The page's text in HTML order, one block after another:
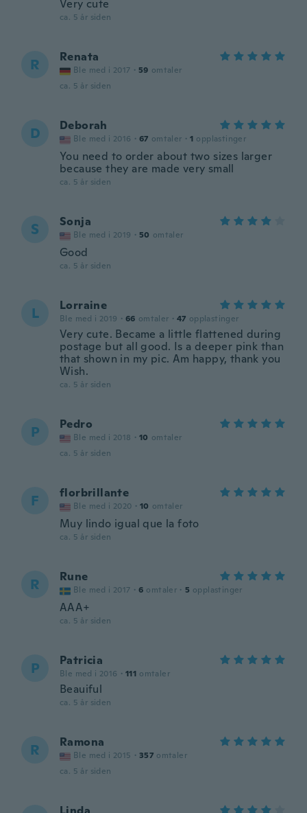
Very cute
ca. 5 år siden
R Renata
Ble med i 2017 · 59 omtaler
ca. 5 år siden
D Deborah
Ble med i 2016 · 67 omtaler · 1 opplastinger
You need to order about two sizes larger
because they are made very small
ca. 5 år siden
S Sonja
Ble med i 2019 · 50 omtaler
Good
ca. 5 år siden
L Lorraine
Ble med i 2019 · 66 omtaler · 47 opplastinger
Very cute. Became a little flattened during
postage but all good. Is a deeper pink than
that shown in my pic. Am happy, thank you
Wish.
ca. 5 år siden
P Pedro
Ble med i 2018 · 10 omtaler
ca. 5 år siden
F florbrillante
Ble med i 2020 · 10 omtaler
Muy lindo igual que la foto
ca. 5 år siden
R Rune
Ble med i 2017 · 6 omtaler · 5 opplastinger
AAA+
ca. 5 år siden
P Patricia
Ble med i 2016 · 111 omtaler
Beauiful
ca. 5 år siden
R Ramona
Ble med i 2015 · 357 omtaler
ca. 5 år siden